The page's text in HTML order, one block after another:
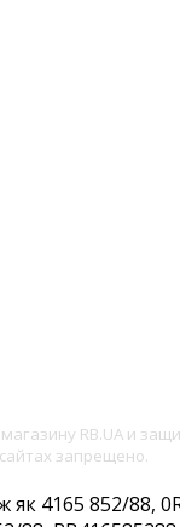
RB.UA и
запрещено.
4165 852/88,